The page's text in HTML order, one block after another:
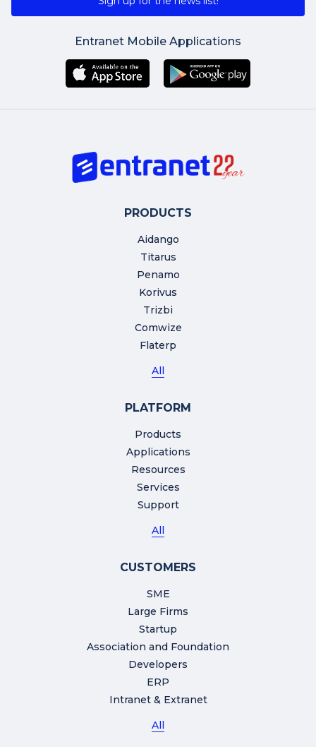
Entranet Mobile Applications
PRODUCTS
Aidango
Titarus
Penamo
Korivus
Trizbi
Comwize
Flaterp
All
PLATFORM
Products
Applications
Resources
Services
Support
All
CUSTOMERS
SME
Large Firms
Startup
Association and Foundation
Developers
ERP
Intranet & Extranet
All